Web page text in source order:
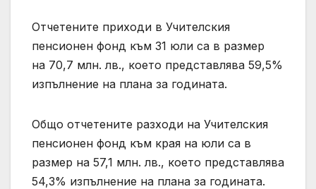
Отчетените приходи в Учителския
пенсионен фонд към 31 юли са в размер
на 70,7 млн. лв., което представлява 59,5%
изпълнение на плана за годината.
Общо отчетените разходи на Учителския
пенсионен фонд към края на юли са в
размер на 57,1 млн. лв., което представлява
54,3% изпълнение на плана за годината.